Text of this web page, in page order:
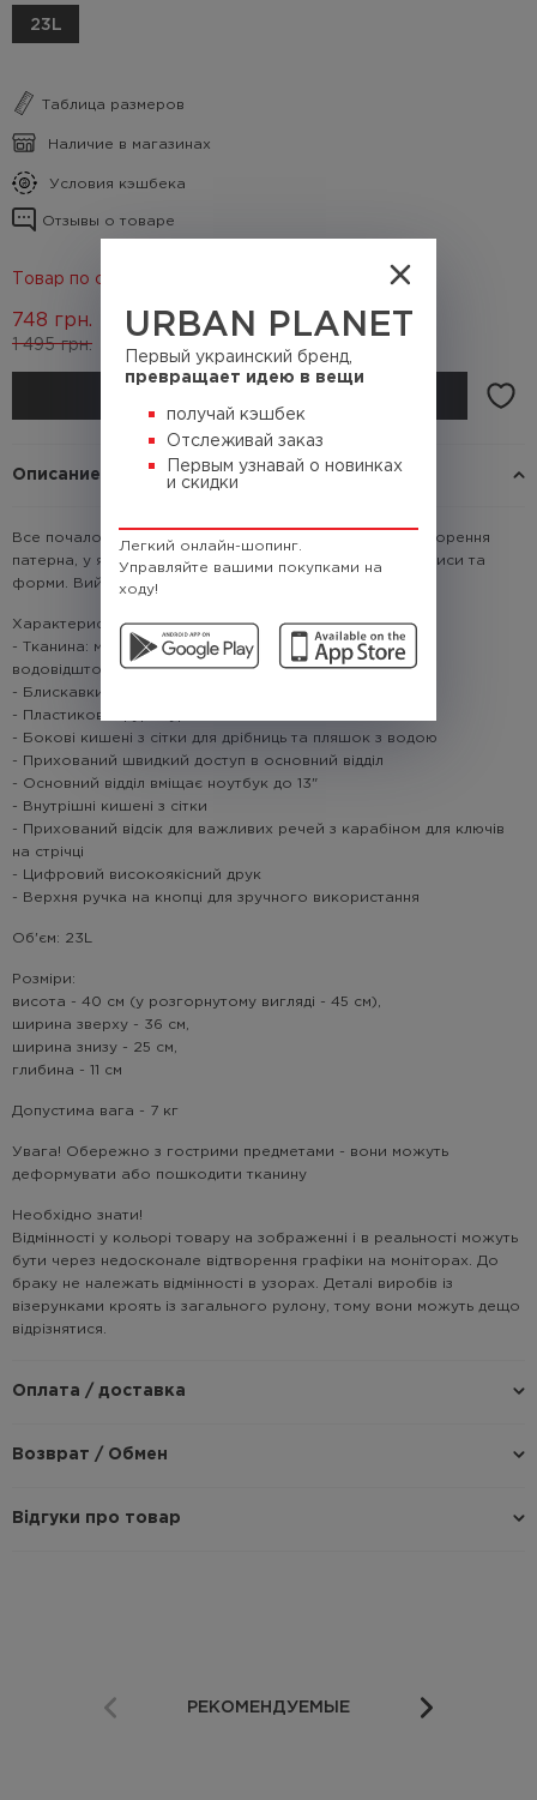
URBAN PLANET
Первый украинский бренд,
превращает идею в вещи
получай кэшбек
Отслеживай заказ
Первым узнавай о новинках
и скидки
Легкий онлайн-шопинг.
Управляйте вашими покупками на
ходу!
23L
Таблица размеров
Наличие в магазинах
Условия кэшбека
Отзывы о товаре
Товар по скидке 50%
1 495 грн.
748 грн.
Описание
Все почалося з бульбашок. Вони надихнули нас на створення
патерна, у який ми інтегрували важливі для бренду написи та
форми. Вийшло досить цікаво й по-своєму унікально
Характеристики:
- Тканина: міцний та витривалий Polyester 900D з
водовідштовхувальним покриттям
- Блискавки YKK
- Пластикова фурнітура YKK
- Бокові кишені з сітки для дрібниць та пляшок з водою
- Прихований швидкий доступ в основний відділ
- Основний відділ вміщає ноутбук до 13"
- Внутрішні кишені з сітки
- Прихований відсік для важливих речей з карабіном для ключів
на стрічці
- Цифровий високоякісний друк
- Верхня ручка на кнопці для зручного використання
Об'єм: 23L
Розміри:
висота - 40 см (у розгорнутому вигляді - 45 см),
ширина зверху - 36 см,
ширина знизу - 25 см,
глибина - 11 см
Допустима вага - 7 кг
Увага! Обережно з гострими предметами - вони можуть
деформувати або пошкодити тканину
Необхідно знати!
Відмінності у кольорі товару на зображенні і в реальності можуть
бути через недосконале відтворення графіки на моніторах. До
браку не належать відмінності в узорах. Деталі виробів із
візерунками кроять із загального рулону, тому вони можуть дещо
відрізнятися.
Оплата / доставка
Возврат / Обмен
Відгуки про товар
РЕКОМЕНДУЕМЫЕ